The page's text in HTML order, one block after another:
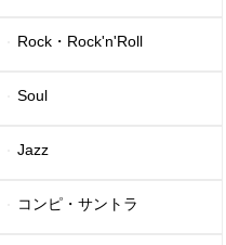
Rock・Rock'n'Roll
Soul
Jazz
コンピ・サントラ